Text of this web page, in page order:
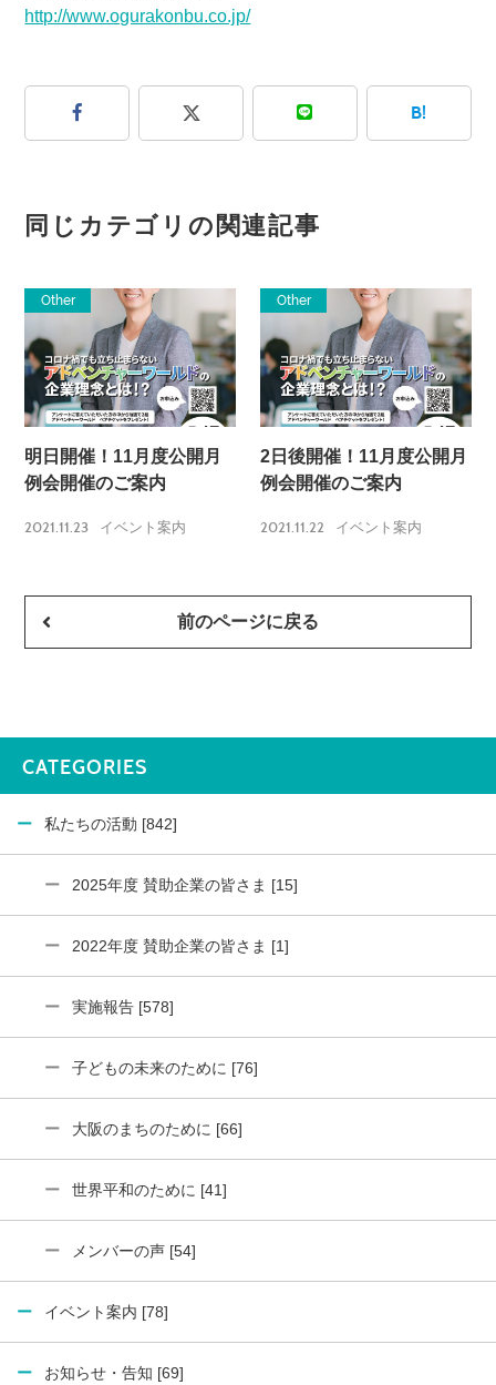
http://www.ogurakonbu.co.jp/
B!
同じカテゴリの関連記事
Other
明日開催！11月度公開月
例会開催のご案内
2021.11.23 イベント案内
Other
2日後開催！11月度公開月
例会開催のご案内
2021.11.22 イベント案内
前のページに戻る
CATEGORIES
私たちの活動 [842]
2025年度 賛助企業の皆さま [15]
2022年度 賛助企業の皆さま [1]
実施報告 [578]
子どもの未来のために [76]
大阪のまちのために [66]
世界平和のために [41]
メンバーの声 [54]
イベント案内 [78]
お知らせ・告知 [69]